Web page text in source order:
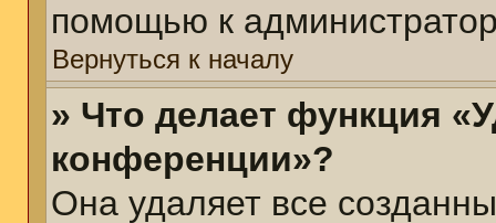
помощью к
Вернуться к началу
» Что делает функция
конференции»?
Она удаляет все